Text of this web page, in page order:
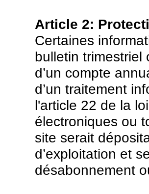
Article 2:
Certaines
bulletin trimestriel
d’un compte
d’un traitement
l'article 22 de la
électroniques ou
site serait
d’exploitation et
désabonnement